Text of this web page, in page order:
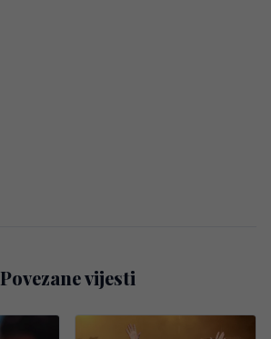
Povezane vijesti